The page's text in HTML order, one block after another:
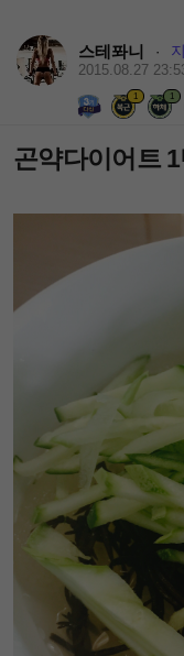
스테퐈니 ·
2015.08.27
1 1
곤약다이어트